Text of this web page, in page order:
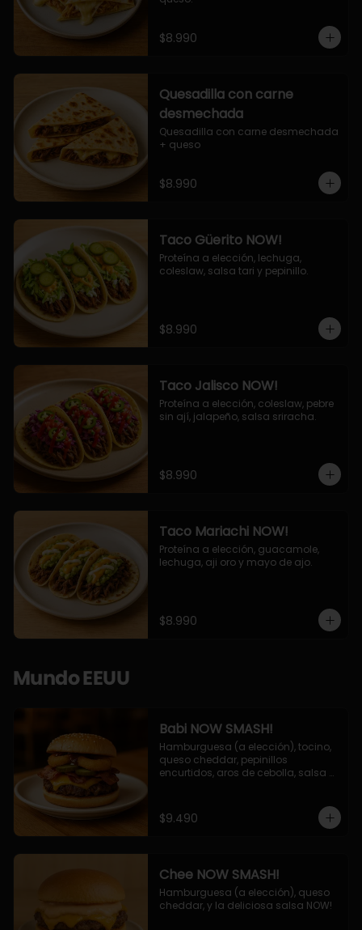
$8.990
Quesadilla con carne
desmechada
Quesadilla con carne desmechada
+ queso
$8.990
Taco Güerito NOW!
Proteína a elección, lechuga,
coleslaw, salsa tari y pepinillo.
$8.990
Taco Jalisco NOW!
Proteína a elección, coleslaw, pebre
sin ají, jalapeño, salsa sriracha.
$8.990
Taco Mariachi NOW!
Proteína a elección, guacamole,
lechuga, aji oro y mayo de ajo.
$8.990
Mundo EEUU
Babi NOW SMASH!
Hamburguesa (a elección), tocino,
queso cheddar, pepinillos
encurtidos, aros de cebolla, salsa
$9.490
Chee NOW SMASH!
Hamburguesa (a elección), queso
cheddar, y la deliciosa salsa NOW!